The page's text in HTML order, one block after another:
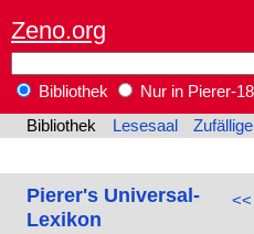
Zeno.org
Bibliothek
Nur in Pierer-
Bibliothek
Lesesaal
<<
Pierer's Universal-
Lexikon